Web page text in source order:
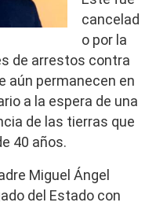
cancelad
o por la
de arrestos contra
aún permanecen en
a la espera de una
de las tierras que
40 años.
Miguel Ángel
del Estado con